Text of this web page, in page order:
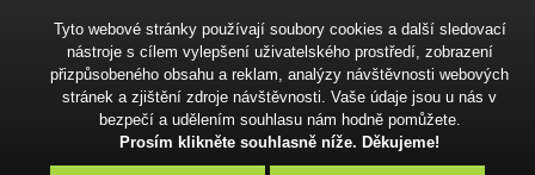
Tyto webové stránky používají soubory cookies a další sledovací
nástroje s cílem vylepšení uživatelského prostředí, zobrazení
přizpůsobeného obsahu a reklam, analýzy návštěvnosti webových
stránek a zjištění zdroje návštěvnosti. Vaše údaje jsou u nás v
bezpečí a udělením souhlasu nám hodně pomůžete.
Prosím klikněte souhlasně níže. Děkujeme!